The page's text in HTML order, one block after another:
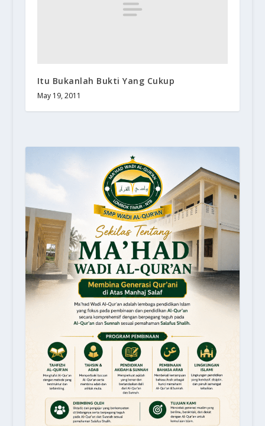
Itu Bukanlah Bukti Yang Cukup
May 19, 2011